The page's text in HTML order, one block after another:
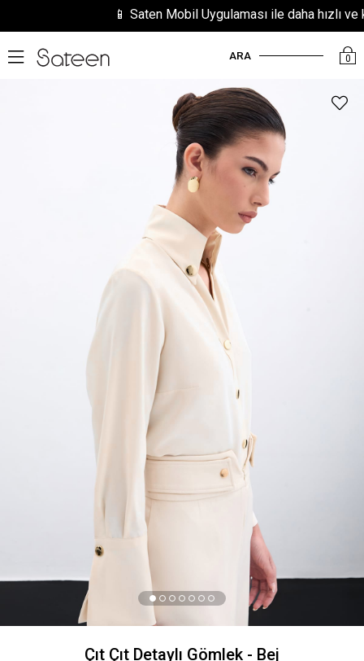
📱 Saten Mobil Uygulaması ile daha hızlı ve
0
ARA
Çıt Çıt Detaylı Gömlek - Bej